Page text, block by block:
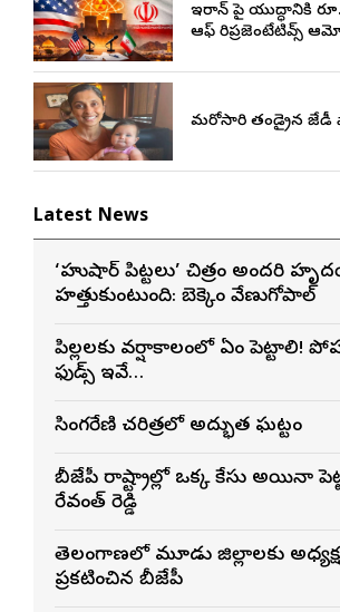
ఇరాన్ పై యుద్ధానికి
ఆఫ్‌ రిప్రజెంటేటివ్స్‌
మరోసారి తండ్రైన జేడీ
Latest News
‘హుషార్‌ పిట్టలు’ చిత్రం అందరి
హత్తుకుంటుంది: బెక్కెం వేణుగోపాల్‌
పిల్లలకు వర్షాకాలంలో ఏం పెట్టాలి!
ఫుడ్స్ ఇవే…
సింగరేణి చరిత్రలో అద్భుత ఘట్టం
బీజేపీ రాష్ట్రాల్లో ఒక్క కేసు అయినా
రేవంత్ రెడ్డి
తెలంగాణలో మూడు జిల్లాలకు
ప్రకటించిన బీజేపీ